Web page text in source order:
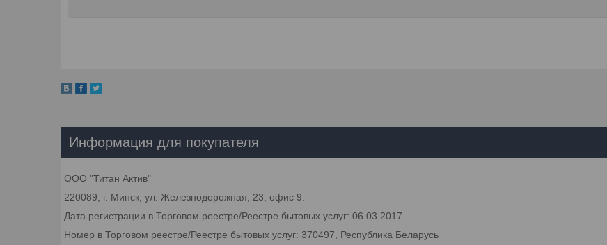
Информация для покупателя
ООО "Титан Актив"
220089, г. Минск, ул. Железнодорожная, 23, офис 9.
Дата регистрации в Торговом реестре/Реестре бытовых услуг: 06.03.2017
Номер в Торговом реестре/Реестре бытовых услуг: 370497, Республика Беларусь